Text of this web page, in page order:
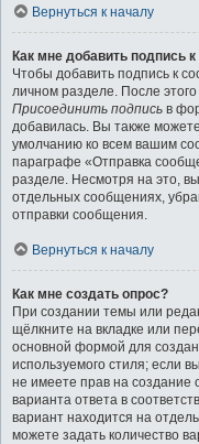
Вернуться к началу
Как мне добавить подпись
Чтобы добавить подпись к
личном разделе. После
Присоединить подпись в
добавилась. Вы также
умолчанию ко всем вашим
параграфе «Отправка
разделе. Несмотря на это,
отдельных сообщениях,
отправки сообщения.
Вернуться к началу
Как мне создать опрос?
При создании темы или
щёлкните на вкладке или
основной формой для
используемого стиля; если
не имеете прав на создание
варианта ответа в
вариант находится на
можете задать количество